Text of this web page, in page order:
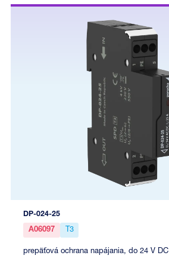
DP-024-25
A06097 T3
prepäťová ochrana napájania, do 24 V DC